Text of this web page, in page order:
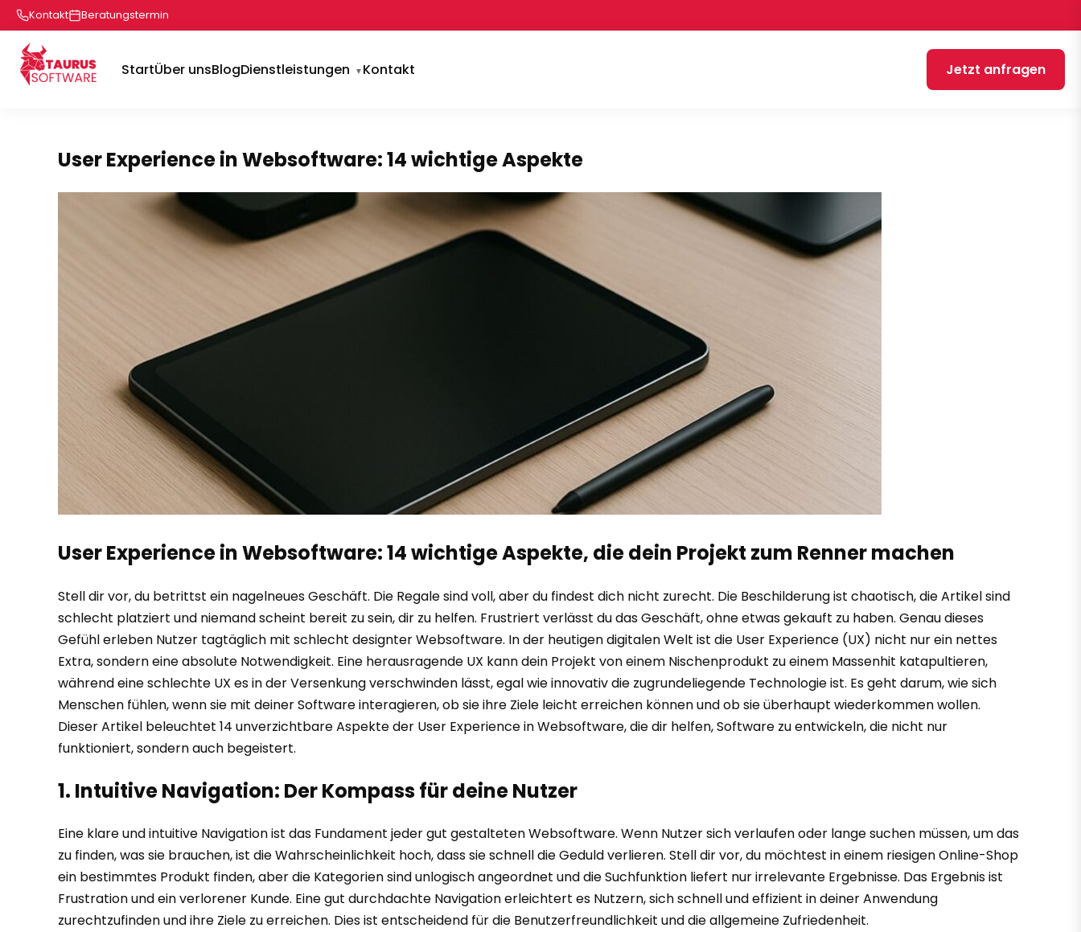
Kontakt Beratungstermin
StartÜber unsBlogDienstleistungen Kontakt Jetzt anfragen
User Experience in Websoftware: 14 wichtige Aspekte
User Experience in Websoftware: 14 wichtige Aspekte, die dein Projekt zum Renner machen
Stell dir vor, du betrittst ein nagelneues Geschäft. Die Regale sind voll, aber du findest dich nicht zurecht. Die Beschilderung ist chaotisch, die Artikel sind
schlecht platziert und niemand scheint bereit zu sein, dir zu helfen. Frustriert verlässt du das Geschäft, ohne etwas gekauft zu haben. Genau dieses
Gefühl erleben Nutzer tagtäglich mit schlecht designter Websoftware. In der heutigen digitalen Welt ist die User Experience (UX) nicht nur ein nettes
Extra, sondern eine absolute Notwendigkeit. Eine herausragende UX kann dein Projekt von einem Nischenprodukt zu einem Massenhit katapultieren,
während eine schlechte UX es in der Versenkung verschwinden lässt, egal wie innovativ die zugrundeliegende Technologie ist. Es geht darum, wie sich
Menschen fühlen, wenn sie mit deiner Software interagieren, ob sie ihre Ziele leicht erreichen können und ob sie überhaupt wiederkommen wollen.
Dieser Artikel beleuchtet 14 unverzichtbare Aspekte der User Experience in Websoftware, die dir helfen, Software zu entwickeln, die nicht nur
funktioniert, sondern auch begeistert.
1. Intuitive Navigation: Der Kompass für deine Nutzer
Eine klare und intuitive Navigation ist das Fundament jeder gut gestalteten Websoftware. Wenn Nutzer sich verlaufen oder lange suchen müssen, um das
zu finden, was sie brauchen, ist die Wahrscheinlichkeit hoch, dass sie schnell die Geduld verlieren. Stell dir vor, du möchtest in einem riesigen Online-Shop
ein bestimmtes Produkt finden, aber die Kategorien sind unlogisch angeordnet und die Suchfunktion liefert nur irrelevante Ergebnisse. Das Ergebnis ist
Frustration und ein verlorener Kunde. Eine gut durchdachte Navigation erleichtert es Nutzern, sich schnell und effizient in deiner Anwendung
zurechtzufinden und ihre Ziele zu erreichen. Dies ist entscheidend für die Benutzerfreundlichkeit und die allgemeine Zufriedenheit.